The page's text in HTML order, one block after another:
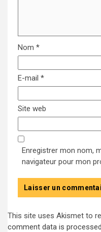
Nom *
E-mail *
Site web
Enregistrer mon nom,
navigateur pour mon
This site uses Akismet to
comment data is processed